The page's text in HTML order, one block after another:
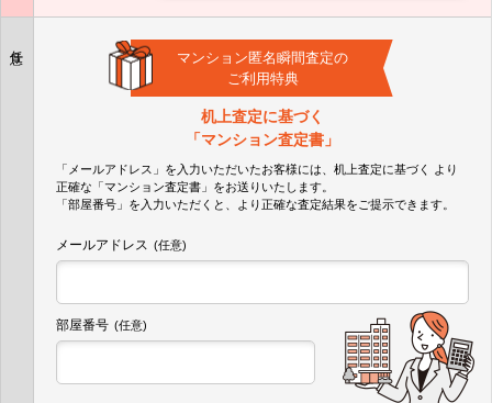
マンション匿名瞬間査定の
ご利用特典
机上査定に基づく
「マンション査定書」
「メールアドレス」を入力いただいたお客様には、机上査定に基づく
より
正確な 「マンション査定書」 をお送りいたします。
「部屋番号」を入力いただくと、より正確な査定結果をご提示できます。
メールアドレス (任意)
部屋番号 (任意)